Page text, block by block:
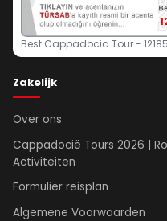
Best Cappadocia Tour - 12185
Zakelijk
Over ons
Cappadocië Tours 2026 |
Activiteiten
Formulier reisplan
Algemene Voorwaarden